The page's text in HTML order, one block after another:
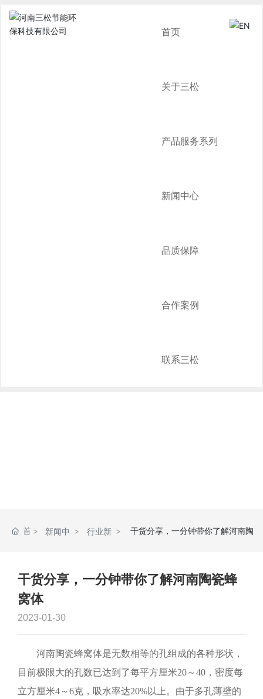
首页
关于三松
产品服务系列
新闻中心
品质保障
合作案例
联系三松
首
新闻中
行业新
干货分享，一分钟带你了解河南陶
干货分享，一分钟带你了解河南陶瓷蜂
窝体
2023-01-30
河南陶瓷蜂窝体是无数相等的孔组成的各种形状，
目前极限大的孔数已达到了每平方厘米20～40，密度每
立方厘米4～6克，吸水率达20%以上。由于多孔薄壁的